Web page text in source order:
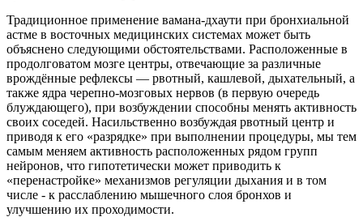
Традиционное применение вамана-дхаути при бронхиальной
астме в восточных медицинских системах может быть
объяснено следующими обстоятельствами. Расположенные в
продолговатом мозге центры, отвечающие за различные
врождённые рефлексы — рвотный, кашлевой, дыхательный, а
также ядра черепно-мозговых нервов (в первую очередь
блуждающего), при возбуждении способны менять активность
своих соседей. Насильственно возбуждая рвотный центр и
приводя к его «разрядке» при выполнении процедуры, мы тем
самым меняем активность расположенных рядом групп
нейронов, что гипотетически может приводить к
«перенастройке» механизмов регуляции дыхания и в том
числе - к расслаблению мышечного слоя бронхов и
улучшению их проходимости.